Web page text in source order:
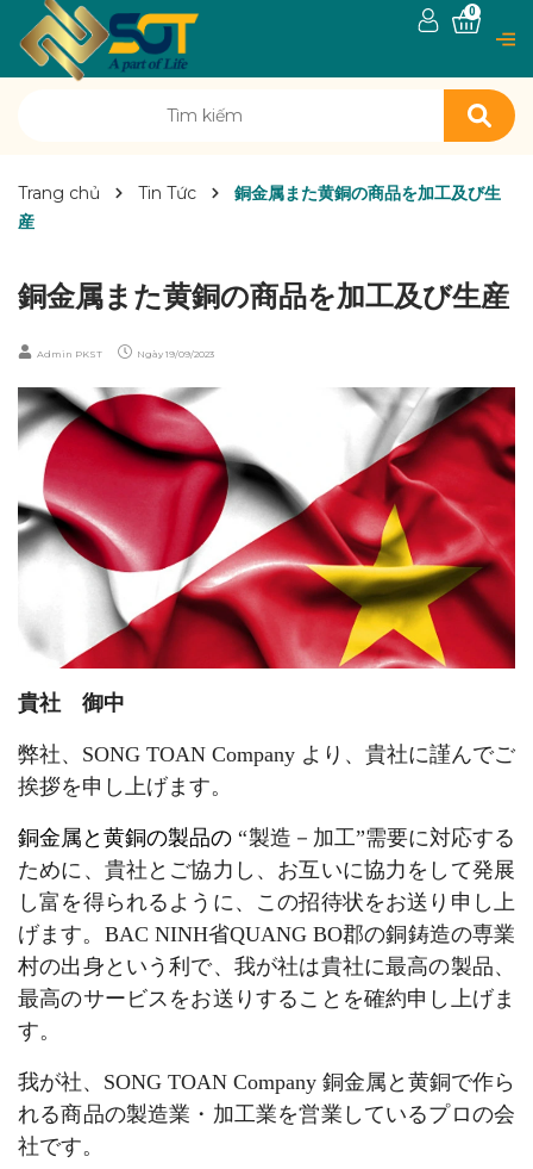
0
Trang chủ Tin Tức
銅金属また黄銅の商品を加工及び生
産
銅金属また黄銅の商品を加工及び生産
Admin PKST Ngày 19/09/2023
貴社 御中
弊社、SONG TOAN Company より、貴社に謹んでご
挨拶を申し上げます。
銅金属と黄銅の製品の “製造－加工”需要に対応する
ために、貴社とご協力し、お互いに協力をして発展
し富を得られるように、この招待状をお送り申し上
げます。BAC NINH省QUANG BO郡の銅鋳造の専業
村の出身という利で、我が社は貴社に最高の製品、
最高のサービスをお送りすることを確約申し上げま
す。
我が社、SONG TOAN Company 銅金属と黄銅で作ら
れる商品の製造業・加工業を営業しているプロの会
社です。